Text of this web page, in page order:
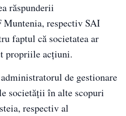
răspunderii
respectiv SAI
faptul că societatea ar
propriile acțiuni.
de gestionare
societății în alte scopuri
respectiv al